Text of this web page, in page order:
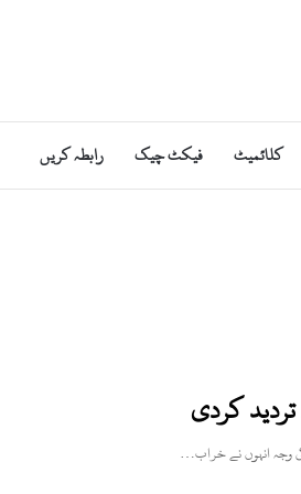
کلائمیٹ فیکٹ چیک رابطہ کریں
کردی
وجہ انہوں نے خراب…